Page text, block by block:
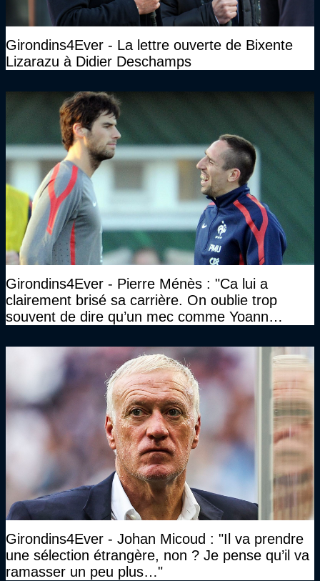
Girondins4Ever - La lettre ouverte de Bixente
Lizarazu à Didier Deschamps
Girondins4Ever - Pierre Ménès : "Ca lui a
clairement brisé sa carrière. On oublie trop
souvent de dire qu’un mec comme Yoann
Girondins4Ever - Johan Micoud : "Il va prendre
une sélection étrangère, non ? Je pense qu’il va
ramasser un peu plus…"